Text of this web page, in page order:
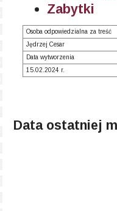
Zabytki
Osoba odpowiedzialna za treść
Jędrzej Cesar
Data wytworzenia
15.02.2024 r.
Data ostatniej